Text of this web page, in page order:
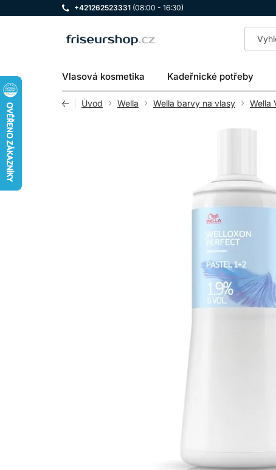
+421262523331 (08:00 - 16:30)
LOMAX
Vlasová kosmetika Kadeřnické potřeby
Úvod Wella Wella barvy na vlasy Wella